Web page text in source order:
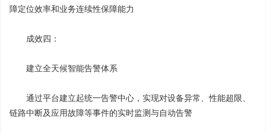
障定位效率和业务连续性保障能力
成效四：
建立全天候智能告警体系
通过平台建立起统一告警中心，实现对设备异常、性能超限、
链路中断及应用故障等事件的实时监测与自动告警